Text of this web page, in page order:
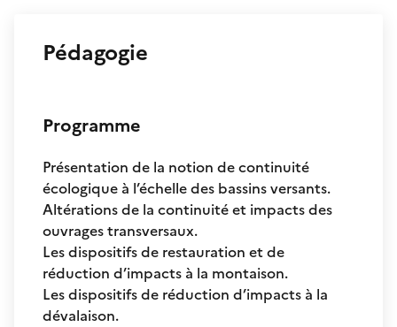
Pédagogie
Programme
Présentation de la notion de continuité
écologique à l’échelle des bassins versants.
Altérations de la continuité et impacts des
ouvrages transversaux.
Les dispositifs de restauration et de
réduction d’impacts à la montaison.
Les dispositifs de réduction d’impacts à la
dévalaison.